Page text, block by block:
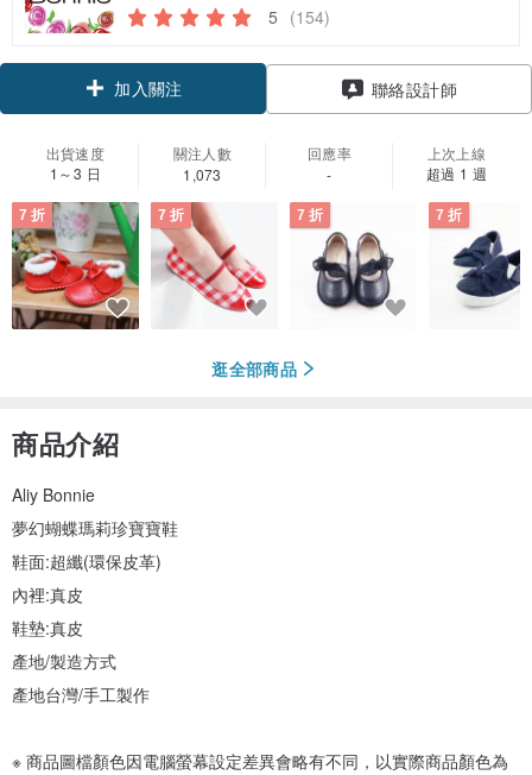
5 (154)
加入關注 聯絡設計師
出貨速度
1～3 日
關注人數
1,073
回應率
-
上次上線
超過 1 週
7 折 7 折 7 折 7 折
逛全部商品
商品介紹
Aliy Bonnie
夢幻蝴蝶瑪莉珍寶寶鞋
鞋面:超纖(環保皮革)
內裡:真皮
鞋墊:真皮
產地/製造方式
產地台灣/手工製作
※ 商品圖檔顏色因電腦螢幕設定差異會略有不同，以實際商品顏色為